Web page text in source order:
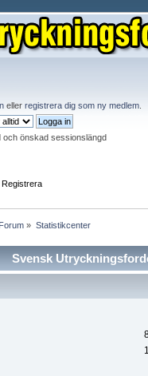
eller registrera dig som ny medlem
och önskad sessionslängd
Registrera
» Statistikcenter
Svensk